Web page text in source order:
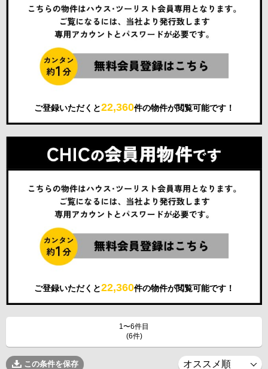
ご登録いただくと22,360件の物件が閲覧可能です！
ご登録いただくと22,360件の物件が閲覧可能です！
1〜6件目
(6件)
この条件を保存